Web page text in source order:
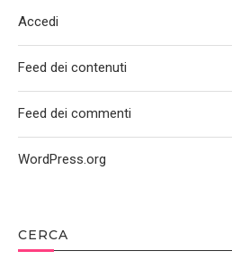
CERCA
Accedi
Feed dei contenuti
Feed dei commenti
WordPress.org